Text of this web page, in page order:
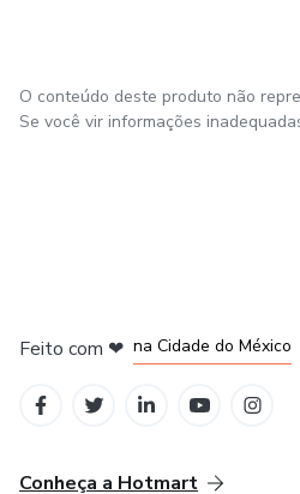
O conteúdo deste produto não
Se você vir informações
Feito com ❤ na Cidade do México
Conheça a Hotmart